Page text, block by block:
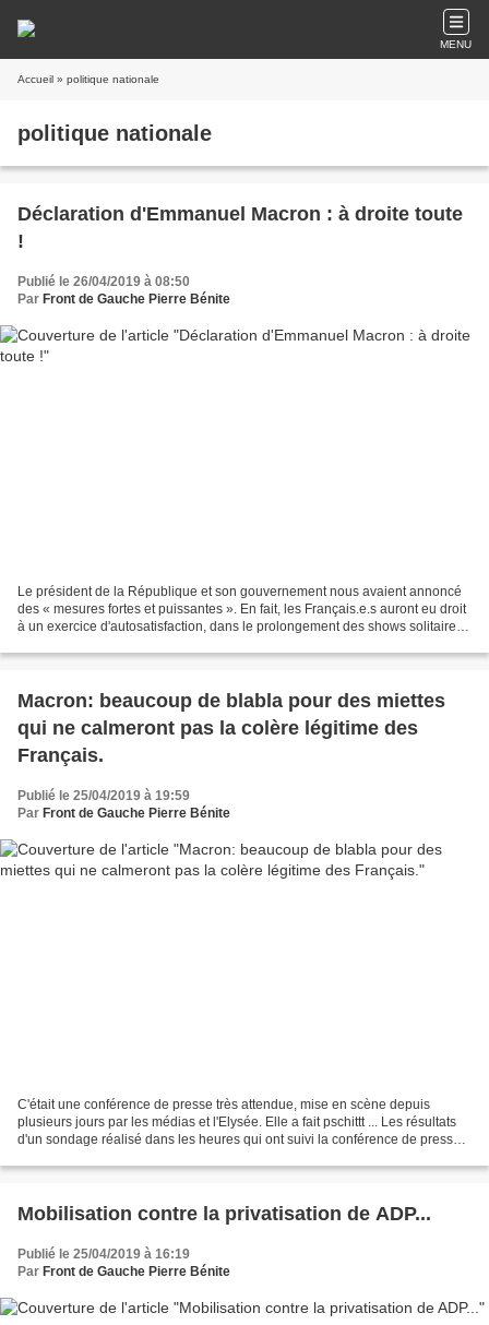
MENU
Accueil » politique nationale
politique nationale
Déclaration d'Emmanuel Macron : à droite toute
!
Publié le 26/04/2019 à 08:50
Par Front de Gauche Pierre Bénite
Le président de la République et son gouvernement nous avaient annoncé
des « mesures fortes et puissantes ». En fait, les Français.e.s auront eu droit
à un exercice d'autosatisfaction, dans le prolongement des shows solitaires
Macron: beaucoup de blabla pour des miettes
qui ne calmeront pas la colère légitime des
Français.
Publié le 25/04/2019 à 19:59
Par Front de Gauche Pierre Bénite
C'était une conférence de presse très attendue, mise en scène depuis
plusieurs jours par les médias et l'Elysée. Elle a fait pschittt ... Les résultats
d'un sondage réalisé dans les heures qui ont suivi la conférence de presse
Mobilisation contre la privatisation de ADP...
Publié le 25/04/2019 à 16:19
Par Front de Gauche Pierre Bénite